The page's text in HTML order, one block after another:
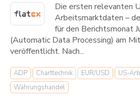
Die ersten relevanten
Arbeitsmarktdaten –
für den Berichtsmonat
(Automatic Data Processing) am
veröffentlicht. Nach...
ADP Charttechnik EUR/USD
US-
Währungshandel